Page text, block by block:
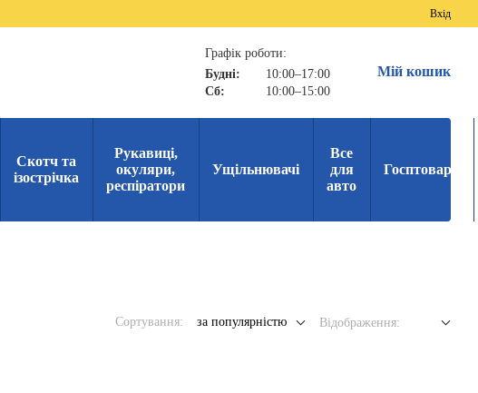
Вхід
Графік роботи:
Будні:
10:00–17:00
Сб:
10:00–15:00
Мій кошик
Скотч та
ізострічка
Рукавиці,
окуляри,
респіратори
Ущільнювачі
Все
для
авто
Госптовари
Сортування: за популярністю Відображення: